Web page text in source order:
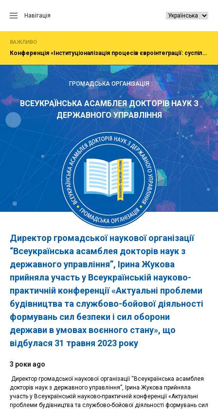
Навігація
ВАЖЛИВО
Конференція «Інституціоналізація процесів євроінтеграції: суспільство, економіка, адміністрування»
ГРОМАДСЬКА ОРГАНІЗАЦІЯ
ВСЕУКРАЇНСЬКА АСАМБЛЕЯ ДОКТОРІВ НАУК З
ДЕРЖАВНОГО УПРАВЛІННЯ
Директор громадської наукової організації
“Всеукраїнська асамблея докторів наук з
державного управління”, Ірина Жукова
прийняла участь у Всеукраїнській науково-
практичній конференції «Актуальні проблеми
будівництва та службово-бойової діяльності
формувань сил безпеки і сил оборони
держави в умовах воєнного стану», що
відбулася 31 травня 2023 року
3 роки ago
‍‍ Директор громадської наукової організації “Всеукраїнська асамблея
докторів наук з державного управління”, Ірина Жукова прийняла
участь у Всеукраїнській науково-практичній конференції «Актуальні
проблеми будівництва та службово-бойової діяльності формувань сил